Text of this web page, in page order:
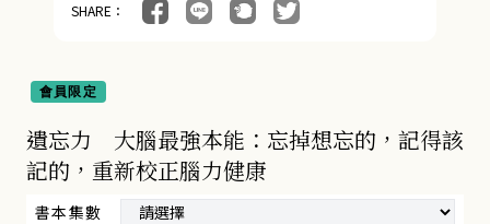
SHARE：
會員限定
遺忘力 大腦最強本能：忘掉想忘的，記得該
記的，重新校正腦力健康
書本集數